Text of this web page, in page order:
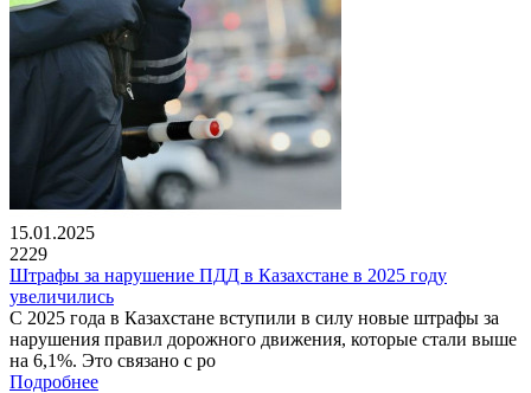
15.01.2025
2229
Штрафы за нарушение ПДД в Казахстане в 2025 году
увеличились
С 2025 года в Казахстане вступили в силу новые штрафы за
нарушения правил дорожного движения, которые стали выше
на 6,1%. Это связано с ро
Подробнее